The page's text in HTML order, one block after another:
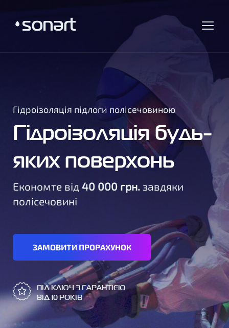
Гідроізоляція підлоги полісечовиною
Гідроізоляція будь-
яких поверхонь
Економте від 40 000 грн. завдяки
полісечовині
ЗАМОВИТИ ПРОРАХУНОК
ПІД КЛЮЧ З ГАРАНТІЄЮ
ВІД 10 РОКІВ